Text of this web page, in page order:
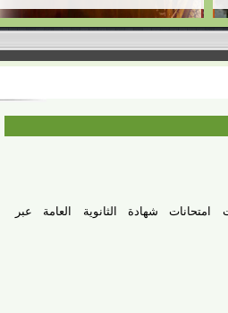
شهادة الثانوية العامة عبر